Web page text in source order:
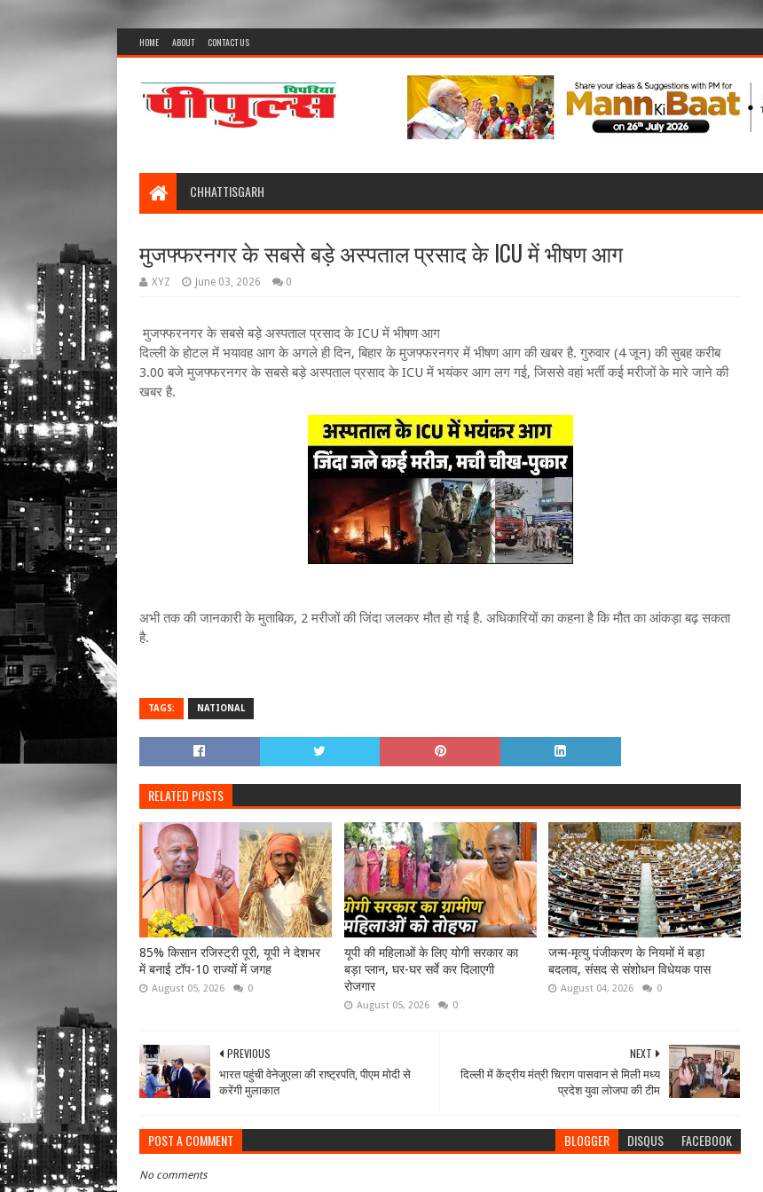
HOME ABOUT CONTACT US
CHHATTISGARH
मुजफ्फरनगर के सबसे बड़े अस्पताल प्रसाद के ICU में भीषण आग
XYZ June 03, 2026 0
मुजफ्फरनगर के सबसे बड़े अस्पताल प्रसाद के ICU में भीषण आग
दिल्ली के होटल में भयावह आग के अगले ही दिन, बिहार के मुजफ्फरनगर में भीषण आग की खबर है. गुरुवार (4 जून) की सुबह करीब
3.00 बजे मुजफ्फरनगर के सबसे बड़े अस्पताल प्रसाद के ICU में भयंकर आग लग गई, जिससे वहां भर्ती कई मरीजों के मारे जाने की
खबर है.
अभी तक की जानकारी के मुताबिक, 2 मरीजों की जिंदा जलकर मौत हो गई है. अधिकारियों का कहना है कि मौत का आंकड़ा बढ़ सकता
है.
TAGS: NATIONAL
RELATED POSTS
85% किसान रजिस्ट्री पूरी, यूपी ने देशभर
में बनाई टॉप-10 राज्यों में जगह
August 05, 2026 0
यूपी की महिलाओं के लिए योगी सरकार का
बड़ा प्लान, घर-घर सर्वे कर दिलाएगी
रोजगार
August 05, 2026 0
जन्म-मृत्यु पंजीकरण के नियमों में बड़ा
बदलाव, संसद से संशोधन विधेयक पास
August 04, 2026 0
NEXT
दिल्ली में केंद्रीय मंत्री चिराग पासवान से मिली मध्य
प्रदेश युवा लोजपा की टीम
PREVIOUS
भारत पहुंची वेनेजुएला की राष्ट्रपति, पीएम मोदी से
करेंगी मुलाकात
POST A COMMENT BLOGGER DISQUS FACEBOOK
No comments